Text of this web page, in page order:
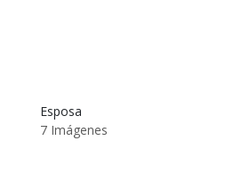
Esposa
7 Imágenes